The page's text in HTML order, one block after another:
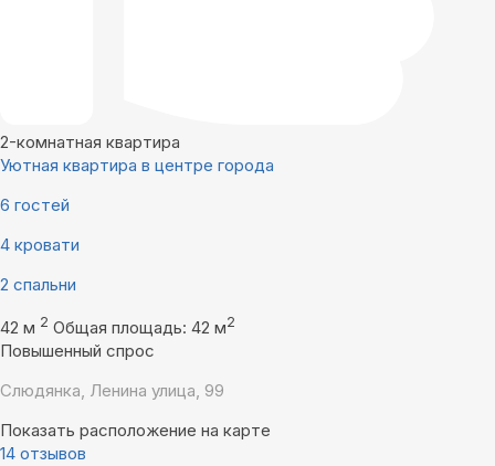
2-комнатная квартира
Уютная квартира в центре города
6 гостей
4 кровати
2 спальни
42 м 2 Общая площадь: 42 м2
Повышенный спрос
Слюдянка, Ленина улица, 99
Показать расположение на карте
14 отзывов